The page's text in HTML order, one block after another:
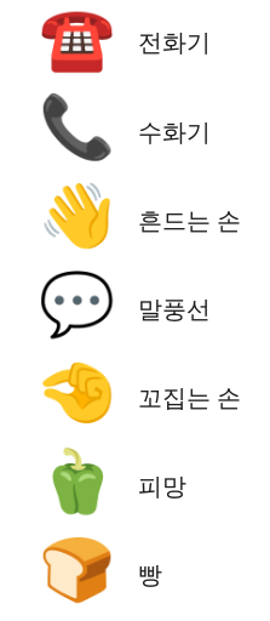
☎️ 전화기
📞 수화기
👋 흔드는 손
💬 말풍선
🤏 꼬집는 손
🫑 피망
🍞 빵